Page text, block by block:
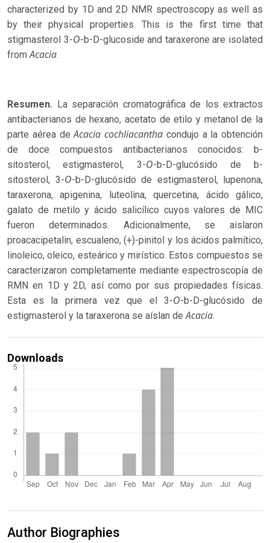
characterized by 1D and 2D NMR spectroscopy as well as
by their physical properties. This is the first time that
stigmasterol 3-O-b-D-glucoside and taraxerone are isolated
fromAcacia.
Resumen.
La separación cromatográfica de los extractos
antibacterianos de hexano, acetato de etilo y metanol de la
parte aérea deAcacia cochliacantha condujo a la obtención
de doce compuestos antibacterianos conocidos: b-
sitosterol, estigmasterol, 3-O-b-D-glucósido de b-
sitosterol, 3-O-b-D-glucósido de estigmasterol, lupenona,
taraxerona, apigenina, luteolina, quercetina, ácido gálico,
galato de metilo y ácido salicílico cuyos valores de MIC
fueron determinados. Adicionalmente, se aislaron
proacacipetalin, escualeno, (+)-pinitol y los ácidos palmítico,
linoleico, oleico, esteárico y mirístico. Estos compuestos se
caracterizaron completamente mediante espectroscopía de
RMN en 1D y 2D, así como por sus propiedades físicas.
Esta es la primera vez que el 3-O-b-D-glucósido de
estigmasterol y la taraxerona se aíslan deAcacia.
Downloads
Author Biographies